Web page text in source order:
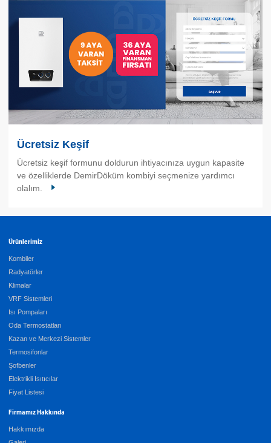
Ücretsiz Keşif
Ücretsiz keşif formunu doldurun ihtiyacınıza uygun kapasite
ve özelliklerde DemirDöküm kombiyi seçmenize yardımcı
olalım.
Ürünlerimiz
Kombiler
Radyatörler
Klimalar
VRF Sistemleri
Isı Pompaları
Oda Termostatları
Kazan ve Merkezi Sistemler
Termosifonlar
Şofbenler
Elektrikli Isıtıcılar
Fiyat Listesi
Firmamız Hakkında
Hakkımızda